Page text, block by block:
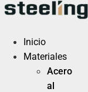
Ir
Inicio
Materiales
Acero
al